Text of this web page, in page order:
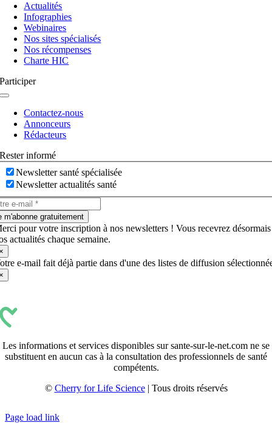
basculeActualités
Infographies
Webinaires
Nos sites spécialisés
Nos récompenses
Charte HIC
Participer
Navigation
basculeContactez-nous
Annonceurs
Rédacteurs
Rester informé
Newsletter santé spécialisée
Newsletter actualités santé
m'abonne gratuitement
pour votre inscription à nos newsletters ! Vous recevrez désormais
actualités chaque semaine.
e-mail fait déjà partie dans d'une des listes de diffusion
Les informations et services disponibles sur sante-sur-le-net.com ne se
substituent en aucun cas à la consultation des professionnels de santé
compétents.
© Cherry for Life Science| Tous droits réservés
Page load link